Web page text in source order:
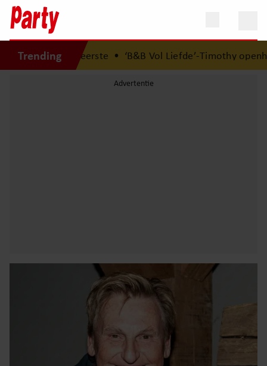
Trending
eerste• ‘B&B Vol Liefde’-Timothy openhartig over